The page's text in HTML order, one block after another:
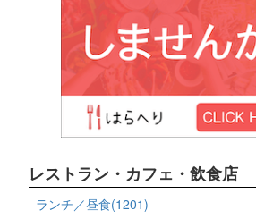
レストラン・カフェ・飲食店
ランチ／昼食(1201)